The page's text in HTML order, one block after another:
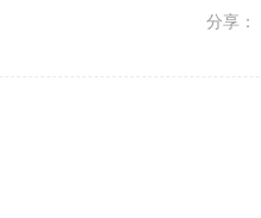
分享：